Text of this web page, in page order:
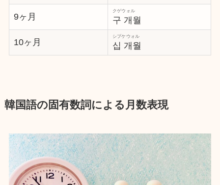
9ヶ月 구 개월
クゲウォル
10ヶ月 십 개월
シプケウォル
韓国語の固有数詞による月数表現